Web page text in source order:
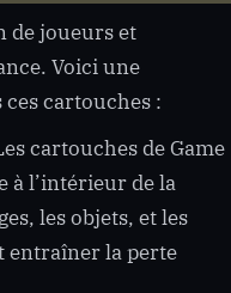
de joueurs et
Voici une
cartouches :
cartouches de Game
à l’intérieur de la
les objets, et les
entraîner la perte